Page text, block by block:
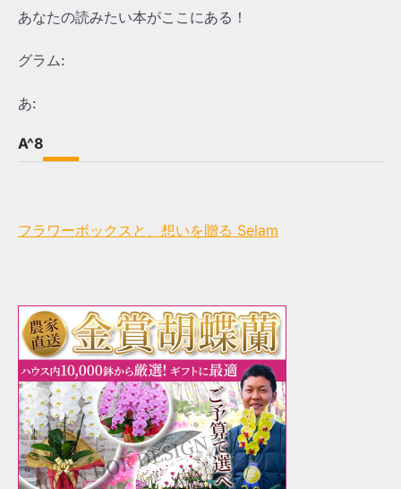
あなたの読みたい本がここにある！
グラム:
あ:
A^8
フラワーボックスと、想いを贈る Selam